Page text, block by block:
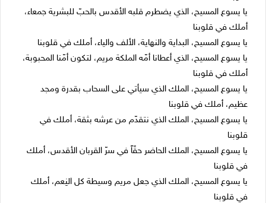
يا يسوع المسيح، الذي يضطرم قلبه الأقدس بالحبّ للبشرية جمعاء،
أملك في قلوبنا
يا يسوع المسيح، البداية والنهاية، الألف والياء، أملك في قلوبنا
يا يسوع المسيح، الذي أعطانا أمّه الملكة مريم، لتكون أمّنا المحبوبة،
أملك في قلوبنا
يا يسوع المسيح، الملك الذي سيأتي على السحاب بقدرة ومجد
عظيم، أملك في قلوبنا
يا يسوع المسيح، الملك الذي نتقدّم من عرشه بثقة، أملك في
قلوبنا
يا يسوع المسيح، الملك الحاضر حقّاً في سرّ القربان الأقدس، أملك
في قلوبنا
يا يسوع المسيح، الملك الذي جعل مريم وسيطة كل النِعم، أملك
في قلوبنا